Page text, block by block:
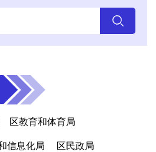
区教育和体育局
信息化局 区民政局